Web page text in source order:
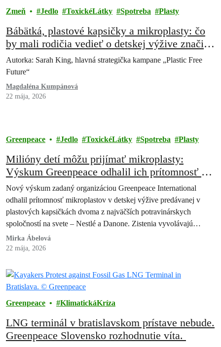
Zmeň Jedlo ToxickéLátky Spotreba Plasty
Bábätká, plastové kapsičky a mikroplasty: čo
by mali rodičia vedieť o detskej výžive značiek
Nestlé a Danone
Autorka: Sarah King, hlavná strategička kampane „Plastic Free
Future“
Magdaléna Kumpánová
22 mája, 2026
Greenpeace Jedlo ToxickéLátky Spotreba Plasty
Milióny detí môžu prijímať mikroplasty:
Výskum Greenpeace odhalil ich prítomnosť v
“kapsičkách” detskej výživy Nestlé a Danone.
Nový výskum zadaný organizáciou Greenpeace International
odhalil prítomnosť mikroplastov v detskej výžive predávanej v
plastových kapsičkách dvoma z najväčších potravinárskych
spoločností na svete – Nestlé a Danone. Zistenia vyvolávajú
vážne…
Mirka Ábelová
22 mája, 2026
Greenpeace KlimatickáKríza
LNG terminál v bratislavskom prístave nebude.
Greenpeace Slovensko rozhodnutie víta.